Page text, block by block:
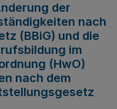
der
nach
(BBiG) und die
im
(HwO)
nach dem